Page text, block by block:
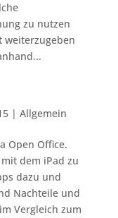
zu nutzen
weiterzugeben
| Allgemein
Open Office.
dem iPad zu
dazu und
Nachteile und
Vergleich zum